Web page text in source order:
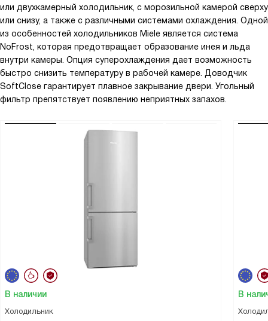
или двухкамерный холодильник, с морозильной камерой сверху
или снизу, а также с различными системами охлаждения. Одной
из особенностей холодильников Miele является система
NoFrost, которая предотвращает образование инея и льда
внутри камеры. Опция суперохлаждения дает возможность
быстро снизить температуру в рабочей камере. Доводчик
SoftClose гарантирует плавное закрывание двери. Угольный
фильтр препятствует появлению неприятных запахов.
В наличии
Холодильник
В